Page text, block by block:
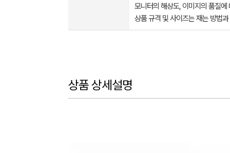
모니터의 해상도, 이미지의 품질
상품 규격 및 사이즈는 재는 방법
상품 상세설명